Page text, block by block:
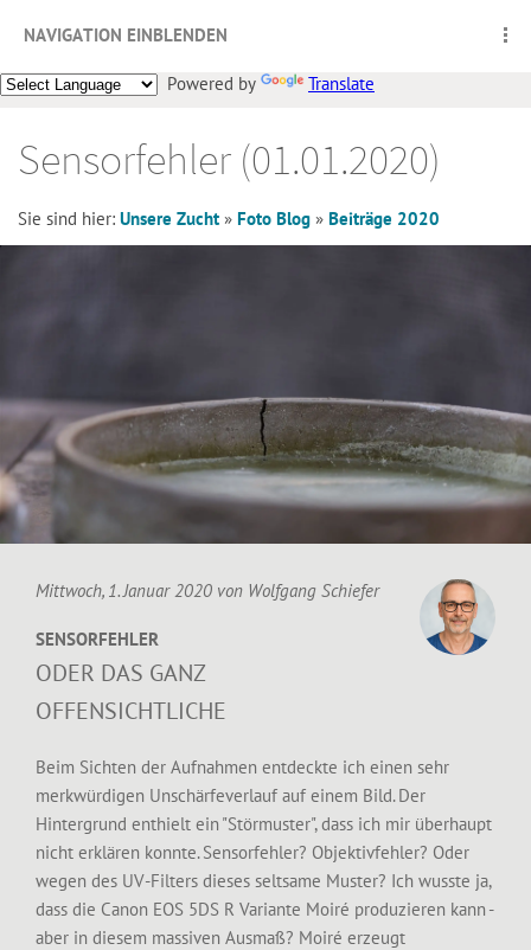
NAVIGATION EINBLENDEN
Powered by Translate
Sensorfehler (01.01.2020)
Sie sind hier: Unsere Zucht » Foto Blog » Beiträge 2020
Mittwoch, 1. Januar 2020 von Wolfgang Schiefer
SENSORFEHLER
ODER DAS GANZ
OFFENSICHTLICHE
Beim Sichten der Aufnahmen entdeckte ich einen sehr
merkwürdigen Unschärfeverlauf auf einem Bild. Der
Hintergrund enthielt ein "Störmuster", dass ich mir überhaupt
nicht erklären konnte. Sensorfehler? Objektivfehler? Oder
wegen des UV-Filters dieses seltsame Muster? Ich wusste ja,
dass die Canon EOS 5DS R Variante Moiré produzieren kann -
aber in diesem massiven Ausmaß? Moiré erzeugt